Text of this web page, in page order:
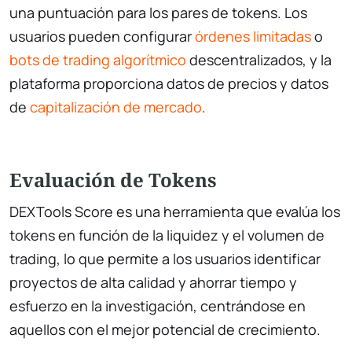
una puntuación para los pares de tokens. Los
usuarios pueden configurarórdenes limitadaso
bots de trading algorítmico descentralizados, y la
plataforma proporciona datos de precios y datos
de capitalización de mercado.
Evaluación de Tokens
DEXTools Score es una herramienta que evalúa los
tokens en función de la liquidez y el volumen de
trading, lo que permite a los usuarios identificar
proyectos de alta calidad y ahorrar tiempo y
esfuerzo en la investigación, centrándose en
aquellos con el mejor potencial de crecimiento.